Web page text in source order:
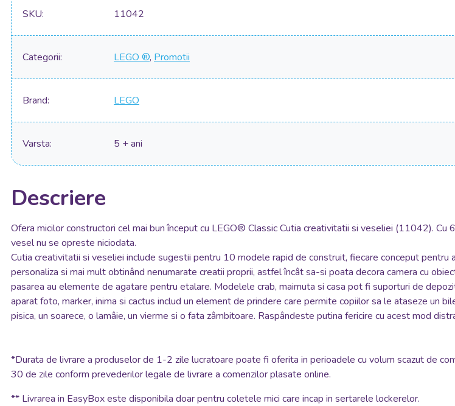
SKU 11042
Categorii LEGO ®, Promotii
Brand LEGO
Varsta 5 + ani
Descriere
Ofera micilor constructori cel mai bun început cu LEGO® Classic Cutia creativitatii si veseliei (11042).
vesel nu se opreste niciodata.
Cutia creativitatii si veseliei include sugestii pentru 10 modele rapid de construit, fiecare conceput
personaliza si mai mult obtinând nenumarate creatii proprii, astfel încât sa-si poata decora camera cu
pasarea au elemente de agatare pentru etalare. Modelele crab, maimuta si casa pot fi suporturi de
aparat foto, marker, inima si cactus includ un element de prindere care permite copiilor sa le ataseze un
pisica, un soarece, o lamâie, un vierme si o fata zâmbitoare. Raspândeste putina fericire cu acest mod
*Durata de livrare a produselor de 1-2 zile lucratoare poate fi oferita in perioadele cu volum scazut de
30 de zile conform prevederilor legale de livrare a comenzilor plasate online.
** Livrarea in EasyBox este disponibila doar pentru coletele mici care incap in sertarele lockerelor.